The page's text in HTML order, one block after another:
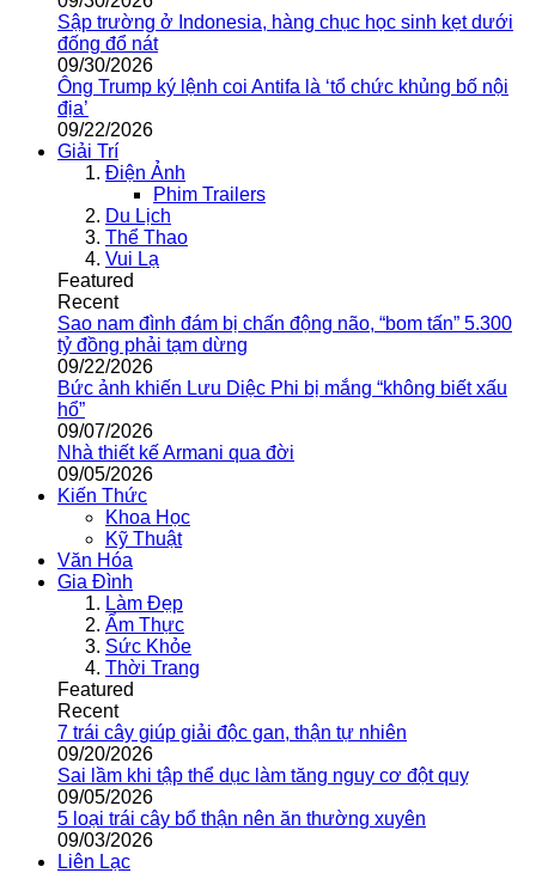
Sập trường ở Indonesia, hàng chục học sinh kẹt dưới
đống đổ nát
09/30/2026
Ông Trump ký lệnh coi Antifa là ‘tổ chức khủng bố nội
địa’
09/22/2026
Giải Trí
Điện Ảnh
Phim Trailers
Du Lịch
Thể Thao
Vui Lạ
Featured
Recent
Sao nam đình đám bị chấn động não, “bom tấn” 5.300
tỷ đồng phải tạm dừng
09/22/2026
Bức ảnh khiến Lưu Diệc Phi bị mắng “không biết xấu
hổ”
09/07/2026
Nhà thiết kế Armani qua đời
09/05/2026
Kiến Thức
Khoa Học
Kỹ Thuật
Văn Hóa
Gia Đình
Làm Đẹp
Ẩm Thực
Sức Khỏe
Thời Trang
Featured
Recent
7 trái cây giúp giải độc gan, thận tự nhiên
09/20/2026
Sai lầm khi tập thể dục làm tăng nguy cơ đột quỵ
09/05/2026
5 loại trái cây bổ thận nên ăn thường xuyên
09/03/2026
Liên Lạc